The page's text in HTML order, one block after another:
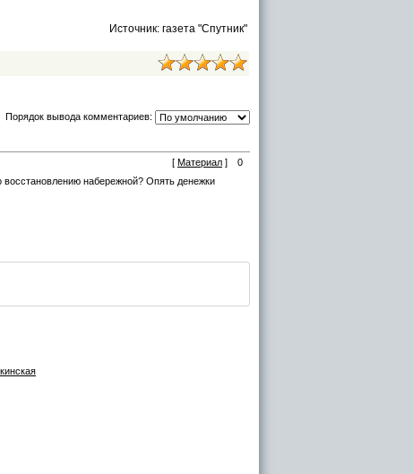
Источник: газета "Спутник"
Порядок вывода комментариев:
[ Материал ] 0
набережной? Опять денежки